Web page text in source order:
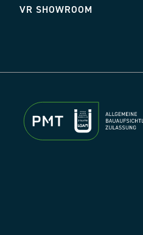
VR SHOWROOM